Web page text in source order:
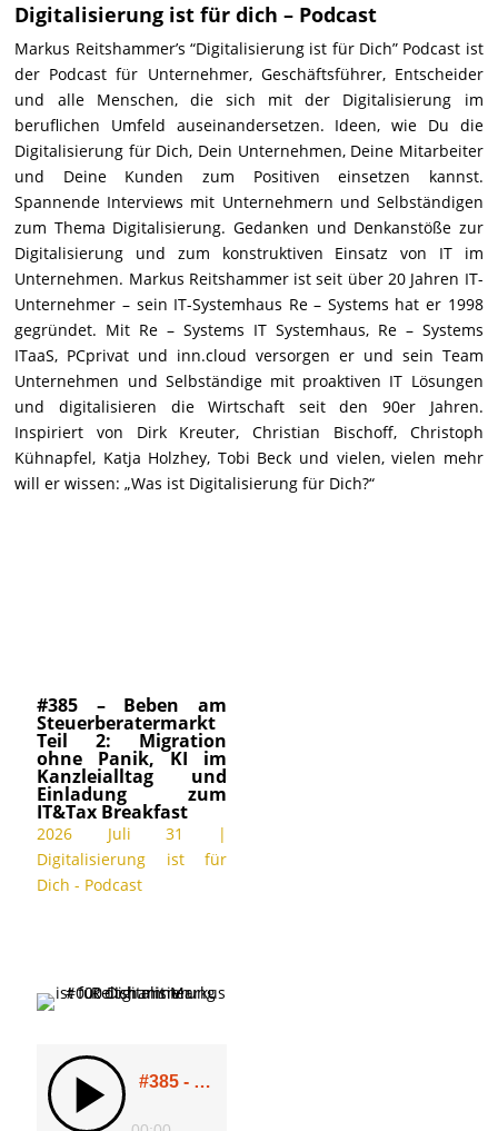
Digitalisierung ist für dich – Podcast
Markus Reitshammer’s “Digitalisierung ist für Dich” Podcast ist
der Podcast für Unternehmer, Geschäftsführer, Entscheider
und alle Menschen, die sich mit der Digitalisierung im
beruflichen Umfeld auseinandersetzen. Ideen, wie Du die
Digitalisierung für Dich, Dein Unternehmen, Deine Mitarbeiter
und Deine Kunden zum Positiven einsetzen kannst.
Spannende Interviews mit Unternehmern und Selbständigen
zum Thema Digitalisierung. Gedanken und Denkanstöße zur
Digitalisierung und zum konstruktiven Einsatz von IT im
Unternehmen. Markus Reitshammer ist seit über 20 Jahren IT-
Unternehmer – sein IT-Systemhaus Re – Systems hat er 1998
gegründet. Mit Re – Systems IT Systemhaus, Re – Systems
ITaaS, PCprivat und inn.cloud versorgen er und sein Team
Unternehmen und Selbständige mit proaktiven IT Lösungen
und digitalisieren die Wirtschaft seit den 90er Jahren.
Inspiriert von Dirk Kreuter, Christian Bischoff, Christoph
Kühnapfel, Katja Holzhey, Tobi Beck und vielen, vielen mehr
will er wissen: „Was ist Digitalisierung für Dich?“
#385 – Beben am
Steuerberatermarkt
Teil 2: Migration
ohne Panik, KI im
Kanzleialltag und
Einladung zum
IT&Tax Breakfast
2026 Juli 31
|
Digitalisierung ist für
Dich - Podcast